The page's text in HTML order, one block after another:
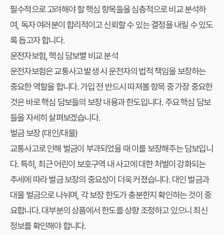
필수적으로 고려해야 할 핵심 항목들을 심층적으로 비교 분석하
여, 독자 여러분이 합리적이고 신뢰할 수 있는 결정을 내릴 수 있도
록 돕고자 합니다.
운전자보험, 핵심 담보별 비교 분석
운전자보험은 교통사고 발생 시 운전자의 법적 책임을 보장하는
중요한 역할을 합니다. 가입 전 반드시 따져볼 항목 중 가장 중요한
것은 바로 핵심 담보들의 보장 내용과 한도입니다. 주요 핵심 담보
들을 자세히 살펴보겠습니다.
벌금 보장 (대인/대물)
교통사고로 인해 벌금이 부과되었을 때 이를 보장해주는 담보입니
다. 특히, 최근 어린이 보호구역 내 사고에 대한 처벌이 강화되는
추세에 따라 벌금 보장의 중요성이 더욱 커졌습니다. 대인 벌금과
대물 벌금으로 나뉘며, 각 보장 한도가 충분한지 확인하는 것이 중
요합니다. 대부분의 상품에서 한도를 상향 조정하고 있으니 최신
정보를 확인해야 합니다.